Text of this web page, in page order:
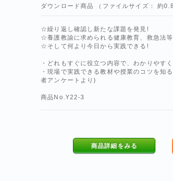
ダウンロード商品 （ファイルサイズ： 約0.8
☆繰り返し確認し新たな課題を発見!
☆養護教諭に求められる健康教育、救急法
☆そして何より今日から実践できる!
・どれもすぐに役立つ内容で、わかりやす
・現場で実践できる教材や授業のコツを知
者アンケートより)
商品No.Y22-3
商品詳細をみる